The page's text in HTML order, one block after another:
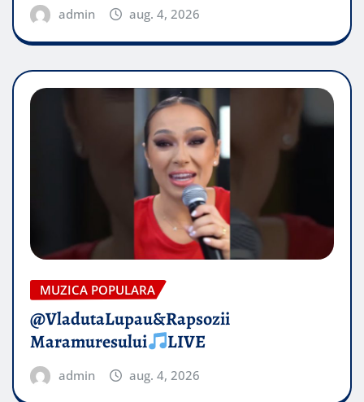
admin aug. 4, 2026
MUZICA POPULARA
@VladutaLupau&Rapsozii
Maramuresului
LIVE
admin aug. 4, 2026